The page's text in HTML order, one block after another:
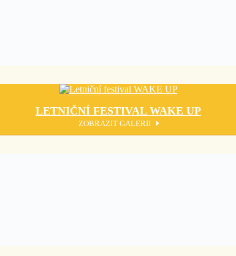
LETNIČNÍ FESTIVAL WAKE UP
ZOBRAZIT GALERII